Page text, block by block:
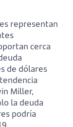
representan
cerca
de dólares
Miller,
la deuda
podría